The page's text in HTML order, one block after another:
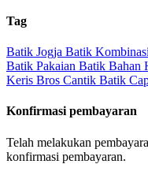
Tag
Batik Jogja Batik Kombinasi
Batik Pakaian Batik Bahan
Keris Bros Cantik Batik
Konfirmasi pembayaran
Telah melakukan
konfirmasi pembayaran.